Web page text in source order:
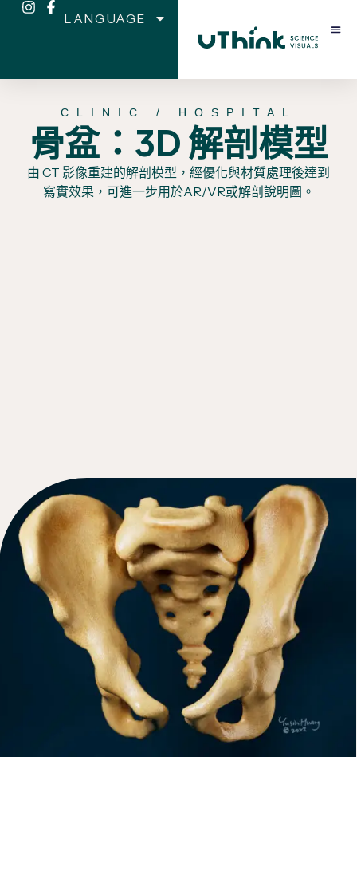
LANGUAGE
CLINIC / HOSPITAL
骨盆：3D 解剖模型
由 CT 影像重建的解剖模型，經優化與材質處理後達到
寫實效果，可進一步用於AR/VR或解剖說明圖。